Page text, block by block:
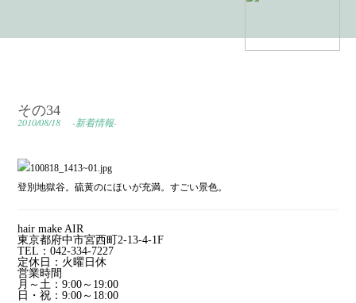
その34
2010/08/18 -新着情報-
登別地獄谷。硫黄のにほいが充満。すごい景色。
hair make AIR
東京都府中市宮西町2-13-4-1F
TEL：042-334-7227
定休日：火曜日休
営業時間
月～土：9:00～19:00
日・祝：9:00～18:00